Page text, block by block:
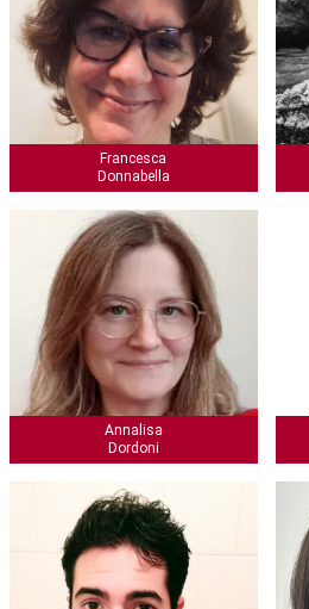
Francesca
Donnabella
Annalisa
Dordoni